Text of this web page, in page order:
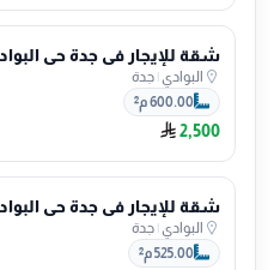
شقة للإيجار في جدة حي
البوادي | جدة
600.00 م²
2,500
شقة للإيجار في جدة حي
البوادي | جدة
525.00 م²